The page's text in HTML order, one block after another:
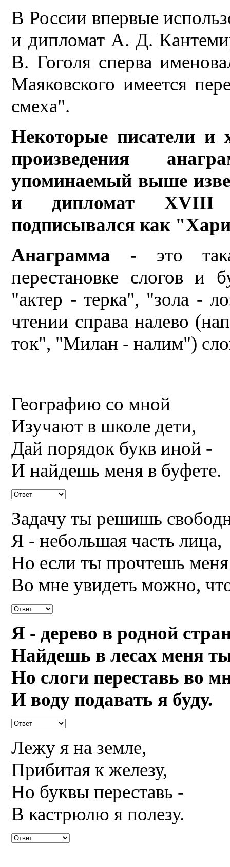
В России впервые
и дипломат А. Д.
В. Гоголя сперва
Маяковского имеется
смеха".
Некоторые писатели и
произведения
упоминаемый выше
и дипломат XVIII
подписывался как
Анаграмма - это
перестановке слогов и
"актер - терка", "зола -
чтении справа налево
ток", "Милан - налим")
Географию со мной
Изучают в школе дети,
Дай порядок букв иной -
И найдешь меня в буфете.
Задачу ты решишь
Я - небольшая часть лица,
Но если ты прочтешь
Во мне увидеть можно,
Я - дерево в родной
Найдешь в лесах меня
Но слоги переставь во
И воду подавать я буду.
Лежу я на земле,
Прибитая к железу,
Но буквы переставь -
В кастрюлю я полезу.